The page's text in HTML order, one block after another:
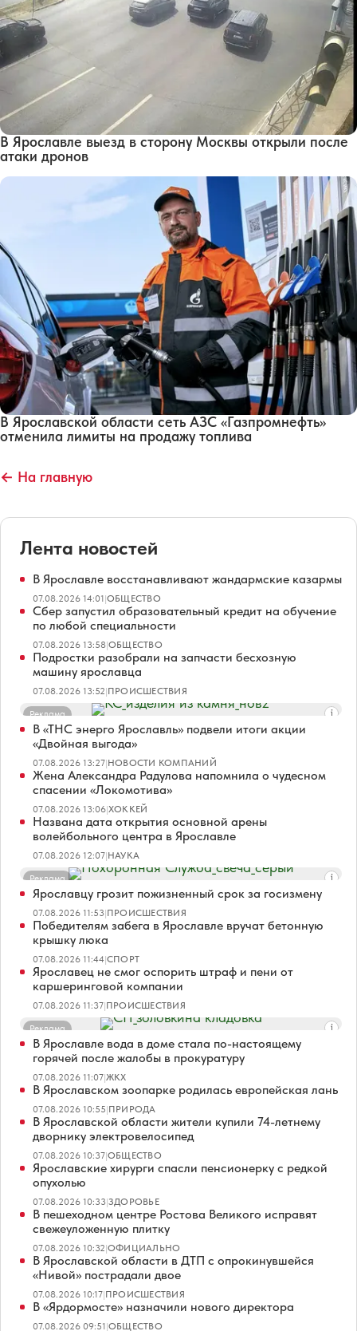
В Ярославле выезд в сторону Москвы открыли после
атаки дронов
В Ярославской области сеть АЗС «Газпромнефть»
отменила лимиты на продажу топлива
← На главную
Лента новостей
В Ярославле восстанавливают жандармские казармы
07.08.2026 14:01|ОБЩЕСТВО
Сбер запустил образовательный кредит на обучение
по любой специальности
07.08.2026 13:58|ОБЩЕСТВО
Подростки разобрали на запчасти бесхозную
машину ярославца
07.08.2026 13:52|ПРОИСШЕСТВИЯ
Реклама
В «ТНС энерго Ярославль» подвели итоги акции
«Двойная выгода»
07.08.2026 13:27|НОВОСТИ КОМПАНИЙ
Жена Александра Радулова напомнила о чудесном
спасении «Локомотива»
07.08.2026 13:06|ХОККЕЙ
Названа дата открытия основной арены
волейбольного центра в Ярославле
07.08.2026 12:07|НАУКА
Реклама
Ярославцу грозит пожизненный срок за госизмену
07.08.2026 11:53|ПРОИСШЕСТВИЯ
Победителям забега в Ярославле вручат бетонную
крышку люка
07.08.2026 11:44|СПОРТ
Ярославец не смог оспорить штраф и пени от
каршеринговой компании
07.08.2026 11:37|ПРОИСШЕСТВИЯ
Реклама
В Ярославле вода в доме стала по-настоящему
горячей после жалобы в прокуратуру
07.08.2026 11:07|ЖКХ
В Ярославском зоопарке родилась европейская лань
07.08.2026 10:55|ПРИРОДА
В Ярославской области жители купили 74-летнему
дворнику электровелосипед
07.08.2026 10:37|ОБЩЕСТВО
Ярославские хирурги спасли пенсионерку с редкой
опухолью
07.08.2026 10:33|ЗДОРОВЬЕ
В пешеходном центре Ростова Великого исправят
свежеуложенную плитку
07.08.2026 10:32|ОФИЦИАЛЬНО
В Ярославской области в ДТП с опрокинувшейся
«Нивой» пострадали двое
07.08.2026 10:17|ПРОИСШЕСТВИЯ
В «Ярдормосте» назначили нового директора
07.08.2026 09:51|ОБЩЕСТВО